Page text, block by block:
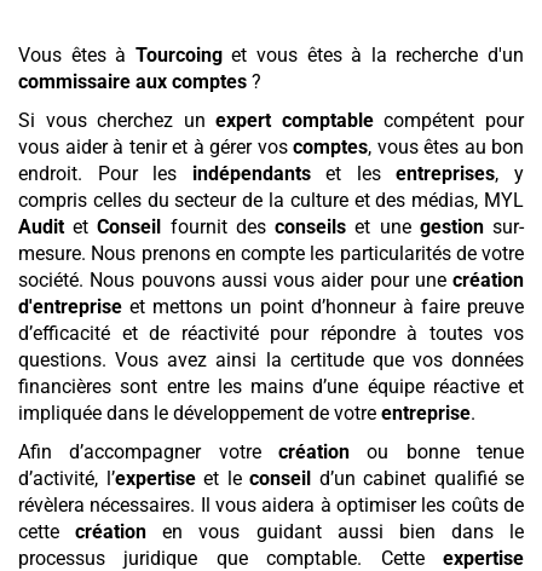
Vous êtes à Tourcoinget vous êtes à la recherche d'un
commissaire aux comptes ?
Si vous cherchez unexpert comptablecompétent pour
vous aider à tenir et à gérer vos comptes, vous êtes au bon
endroit. Pour les indépendantset lesentreprises, y
compris celles du secteur de la culture et des médias, MYL
Audit etConseil fournit desconseils et une gestionsur-
mesure. Nous prenons en compte les particularités de votre
société. Nous pouvons aussi vous aider pour une création
d'entreprise et mettons un point d’honneur à faire preuve
d’efficacité et de réactivité pour répondre à toutes vos
questions. Vous avez ainsi la certitude que vos données
financières sont entre les mains d’une équipe réactive et
impliquée dans le développement de votre entreprise.
Afin d’accompagner votre création ou bonne tenue
d’activité, l’expertiseet le conseil d’un cabinet qualifié se
révèlera nécessaires. Il vous aidera à optimiser les coûts de
cettecréation en vous guidant aussi bien dans le
processus juridique que comptable. Cette expertise